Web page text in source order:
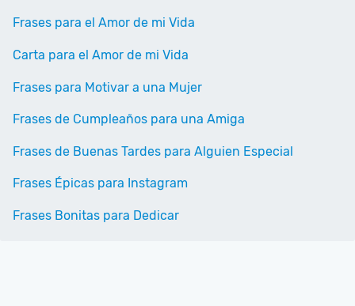
Frases para el Amor de mi Vida
Carta para el Amor de mi Vida
Frases para Motivar a una Mujer
Frases de Cumpleaños para una Amiga
Frases de Buenas Tardes para Alguien Especial
Frases Épicas para Instagram
Frases Bonitas para Dedicar